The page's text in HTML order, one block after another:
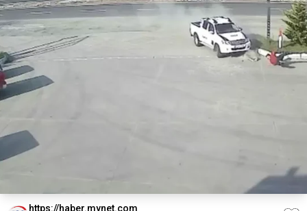
https://haber.mynet.com